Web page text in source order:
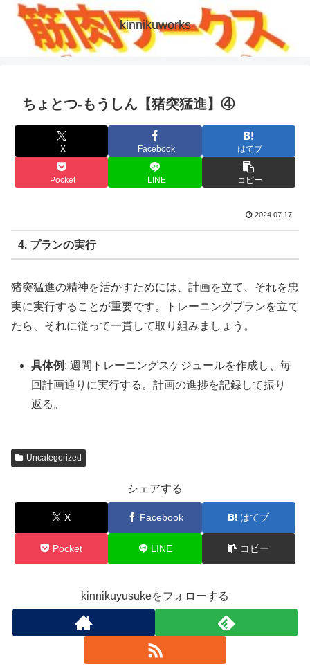
kinnikuworks
ちょとつ-もうしん【猪突猛進】④
X Facebook はてブ
Pocket LINE コピー
2024.07.17
4. プランの実行
猪突猛進の精神を活かすためには、計画を立て、それを忠
実に実行することが重要です。トレーニングプランを立て
たら、それに従って一貫して取り組みましょう。
具体例 : 週間トレーニングスケジュールを作成し、毎
回計画通りに実行する。計画の進捗を記録して振り
返る。
Uncategorized
シェアする
X Facebook はてブ
Pocket LINE コピー
kinnikuyusukeをフォローする